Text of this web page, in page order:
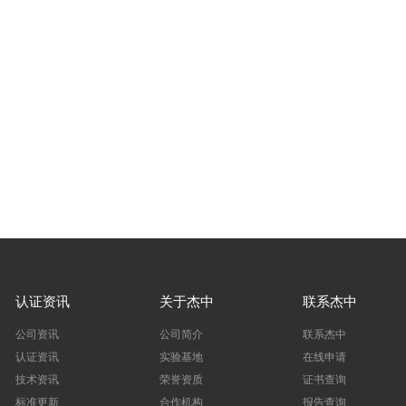
认证资讯
公司资讯
认证资讯
技术资讯
标准更新
关于杰中
公司简介
实验基地
荣誉资质
合作机构
联系杰中
联系杰中
在线申请
证书查询
报告查询